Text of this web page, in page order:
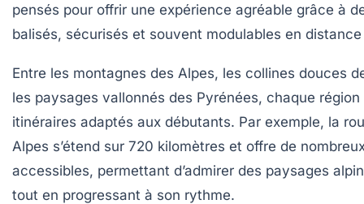
pensés pour offrir une expérience agréable grâce à
balisés, sécurisés et souvent modulables en
Entre les montagnes des Alpes, les collines douces
les paysages vallonnés des Pyrénées, chaque
itinéraires adaptés aux débutants. Par exemple, la
Alpes s’étend sur 720 kilomètres et offre de
accessibles, permettant d’admirer des paysages
tout en progressant à son rythme.